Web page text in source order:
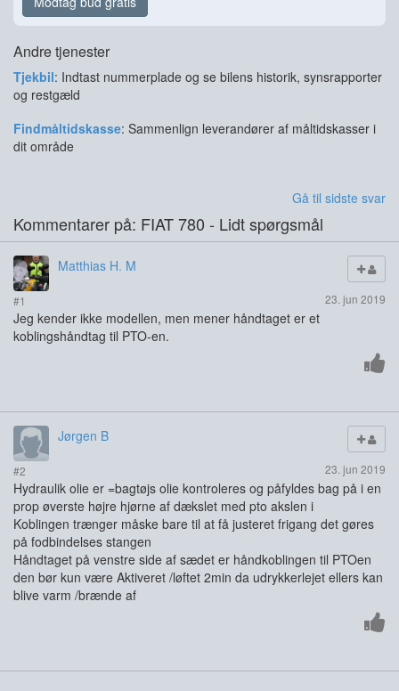
Andre tjenester
Tjekbil: Indtast nummerplade og se bilens historik, synsrapporter
og restgæld
Findmåltidskasse: Sammenlign leverandører af måltidskasser i
dit område
Gå til sidste svar
Kommentarer på: FIAT 780 - Lidt spørgsmål
Matthias H. M
#1 23. jun 2019
Jeg kender ikke modellen, men mener håndtaget er et
koblingshåndtag til PTO-en.
Jørgen B
#2 23. jun 2019
Hydraulik olie er =bagtøjs olie kontroleres og påfyldes bag på i en
prop øverste højre hjørne af dækslet med pto akslen i
Koblingen trænger måske bare til at få justeret frigang det gøres
på fodbindelses stangen
Håndtaget på venstre side af sædet er håndkoblingen til PTOen
den bør kun være Aktiveret /løftet 2min da udrykkerlejet ellers kan
blive varm /brænde af